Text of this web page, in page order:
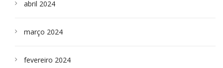
abril 2024
março 2024
fevereiro 2024